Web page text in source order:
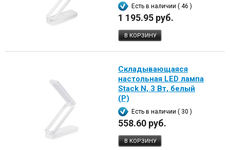
Есть в наличии ( 46 )
1 195.95 руб.
В КОРЗИНУ
Складывающаяся
настольная LED лампа
Stack N, 3 Вт, белый
(Р)
Есть в наличии ( 30 )
558.60 руб.
В КОРЗИНУ